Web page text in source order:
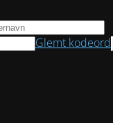
Glemt kodeord